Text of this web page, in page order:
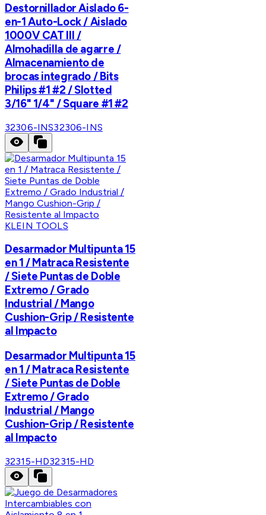
Destornillador Aislado 6-
en-1 Auto-Lock / Aislado
1000V CAT III /
Almohadilla de agarre /
Almacenamiento de
brocas integrado / Bits
Philips #1 #2 / Slotted
3/16" 1/4" / Square #1 #2
32306-INS32306-INS
KLEIN TOOLS
Desarmador Multipunta 15
en 1 / Matraca Resistente
/ Siete Puntas de Doble
Extremo / Grado
Industrial / Mango
Cushion-Grip / Resistente
al Impacto
Desarmador Multipunta 15
en 1 / Matraca Resistente
/ Siete Puntas de Doble
Extremo / Grado
Industrial / Mango
Cushion-Grip / Resistente
al Impacto
32315-HD32315-HD